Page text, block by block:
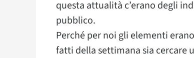
questa attualità c’erano degli
pubblico.
Perché per noi gli elementi
fatti della settimana sia cercare